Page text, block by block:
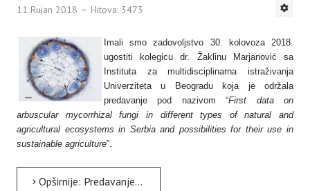
11 Rujan 2018 Hitova: 3473
Imali smo zadovoljstvo 30. kolovoza 2018.
ugostiti kolegicu dr. Žaklinu Marjanović sa
Instituta za multidisciplinarna istraživanja
Univerziteta u Beogradu koja je održala
predavanje pod nazivom “First data on
arbuscular mycorrhizal fungi in different types of natural and
agricultural ecosystems in Serbia and possibilities for their use in
sustainable agriculture”.
Opširnije: Predavanje o mikoriznim gljivama u Institutu